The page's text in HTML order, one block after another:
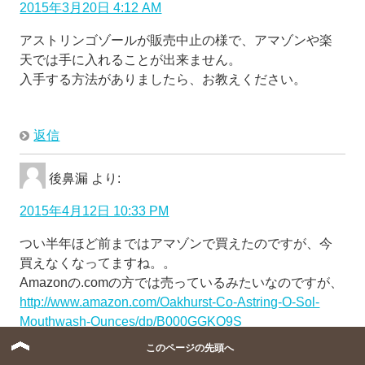
2015年3月20日 4:12 AM
アストリンゴゾールが販売中止の様で、アマゾンや楽
天では手に入れることが出来ません。
入手する方法がありましたら、お教えください。
返信
後鼻漏 より:
2015年4月12日 10:33 PM
つい半年ほど前まではアマゾンで買えたのですが、今
買えなくなってますね。。
Amazonの.comの方では売っているみたいなのですが、
http://www.amazon.com/Oakhurst-Co-Astring-O-Sol-
Mouthwash-Ounces/dp/B000GGKQ9S
日本に届けてくれるのか（英語表記の住所が出ている
このページの先頭へ